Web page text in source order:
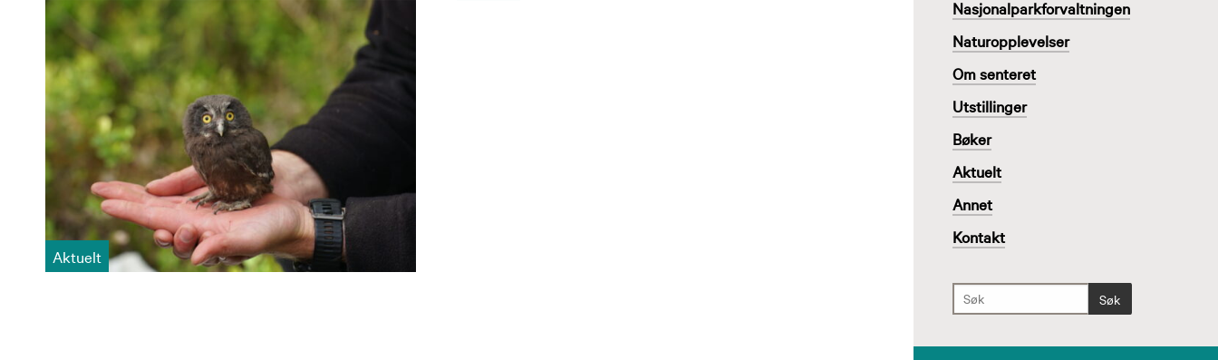
Aktuelt
Nasjonalparkforvaltningen
Naturopplevelser
Om senteret
Utstillinger
Bøker
Aktuelt
Annet
Kontakt